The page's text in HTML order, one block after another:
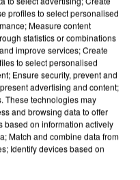
LES REFUGES
profiles to select personalised
Measure content
statistics or combinations
improve services; Create
to select personalised
Ensure security, prevent and
advertising and content;
These technologies may
and browsing data to offer
based on information actively
Match and combine data from
Identify devices based on